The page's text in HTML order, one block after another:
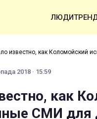
ЛЮДИ
известно, как Коломойский
2018 · 15:59
как
СМИ для